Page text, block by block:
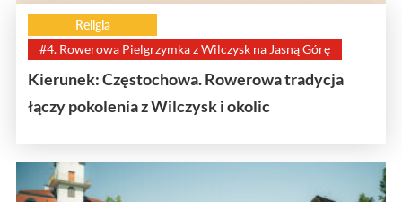
Religia
#4. Rowerowa Pielgrzymka z Wilczysk na Jasną Górę
Kierunek: Częstochowa. Rowerowa tradycja
łączy pokolenia z Wilczysk i okolic